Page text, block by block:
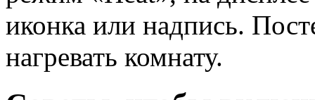
иконка или надпись.
нагревать комнату.